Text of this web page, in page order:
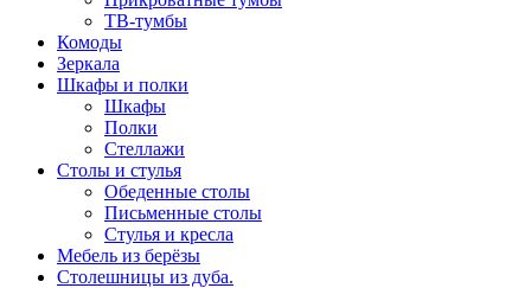
ТВ-тумбы
Комоды
Зеркала
Шкафы и полки
Шкафы
Полки
Стеллажи
Столы и стулья
Обеденные столы
Письменные столы
Стулья и кресла
Мебель из берёзы
Столешницы из дуба.